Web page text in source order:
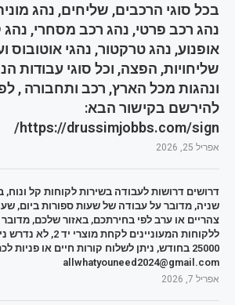
בכל סוגי הרכבים, שליחים, נהג
נהג רכב פרטי, נהג רכב מסחרי, נהג
אופנוע, נהג טרקטור, נהגי אוטובוס
שליחויות, הפצה, וכל סוגי עבודות
ונהגות מכל הארץ, רכב ותחבורה ,
להירשם בקישור הבא:
https://drussimjobbs.com/sign/
אפריל 25, 2026
שניה, מדובר על עבודה של שעות ספורות ביום,
צהריים או ערב לפי בחירתכם, באזור שלכם, מדובר
25000 בחודש, ניתן לשלוח קורות חיים או פניות
allwhatyouneed2024@gmail.com
אפריל 7, 2026